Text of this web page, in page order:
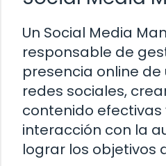
Un Social Media
responsable de
presencia online
redes sociales,
contenido
interacción con la
lograr los objetivos